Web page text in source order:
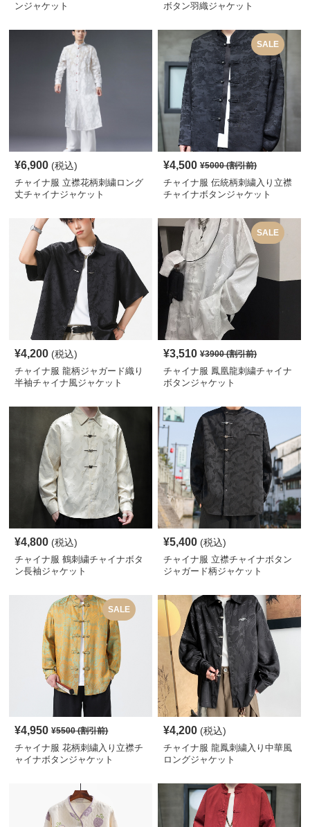
ンジャケット
ボタン羽織ジャケット
¥6,900 (税込)
チャイナ服 立襟花柄刺繍ロング
丈チャイナジャケット
SALE
¥4,500 ¥5000(割引前)
チャイナ服 伝統柄刺繍入り立襟
チャイナボタンジャケット
¥4,200 (税込)
チャイナ服 龍柄ジャガード織り
半袖チャイナ風ジャケット
SALE
¥3,510 ¥3900(割引前)
チャイナ服 鳳凰龍刺繍チャイナ
ボタンジャケット
¥4,800 (税込)
チャイナ服 鶴刺繍チャイナボタ
ン長袖ジャケット
¥5,400 (税込)
チャイナ服 立襟チャイナボタン
ジャガード柄ジャケット
SALE
¥4,950 ¥5500(割引前)
チャイナ服 花柄刺繍入り立襟チ
ャイナボタンジャケット
¥4,200 (税込)
チャイナ服 龍鳳刺繍入り中華風
ロングジャケット